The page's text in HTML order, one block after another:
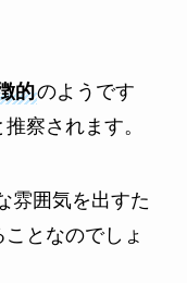
的のようです
察されます。
雰囲気を出すた
となのでしょ